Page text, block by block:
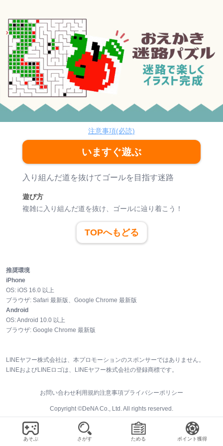
脳トレ
注意事項(必読)
いますぐ遊ぶ
ゲーム紹介
入り組んだ道を抜けてゴールを目指す迷路
遊び方
複雑に入り組んだ道を抜け、ゴールに辿り着こう！
TOPへもどる
推奨環境
iPhone
OS: iOS 16.0 以上
ブラウザ: Safari 最新版、Google Chrome 最新版
Android
OS:Android 10.0 以上
ブラウザ: Google Chrome 最新版
LINEヤフー株式会社は、本プロモーションのスポンサーではありません。
LINEおよびLINEロゴは、LINEヤフー株式会社の登録商標です。
お問い合わせ利用規約注意事項プライバシーポリシー
Copyright ©DeNA Co., Ltd. All rights reserved.
あそぶ さがす ためる ポイント獲得